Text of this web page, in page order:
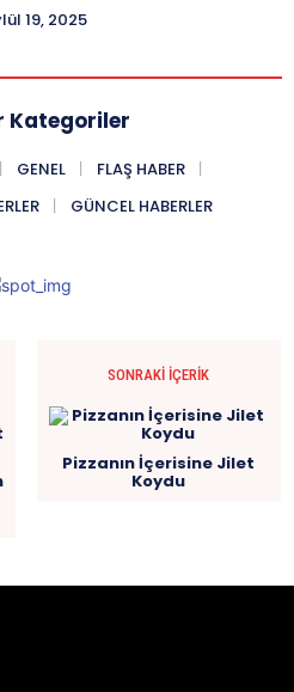
19, 2025
Kategoriler
GENEL
FLAŞ HABER
GÜNCEL HABERLER
SONRAKI İÇERIK
Pizzanın İçerisine Jilet
Koydu